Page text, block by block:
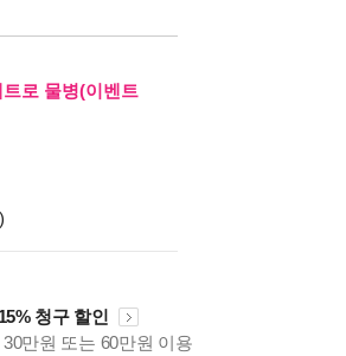
로 물병(이벤트
청구 할인
만원 또는 60만원 이용